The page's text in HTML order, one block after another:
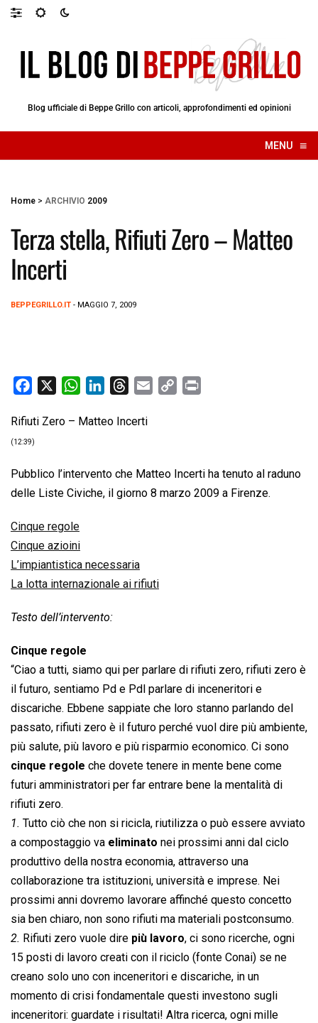
Blog ufficiale di Beppe Grillo con articoli, approfondimenti ed opinioni
MENU ≡
☰
Home > ARCHIVIO 2009
Terza stella, Rifiuti Zero – Matteo
Incerti
BEPPEGRILLO.IT - MAGGIO 7, 2009
c
e
o
o
W
a
A
p
n
d
I
r
d
s
i
n
Rifiuti Zero – Matteo Incerti
(12:39)
Pubblico l’intervento che Matteo Incerti ha tenuto al raduno
delle Liste Civiche, il giorno 8 marzo 2009 a Firenze.
Cinque regole
Cinque azioini
L’impiantistica necessaria
La lotta internazionale ai rifiuti
Testo dell’intervento:
Cinque regole
“Ciao a tutti, siamo qui per parlare di rifiuti zero, rifiuti zero è
il futuro, sentiamo Pd e Pdl parlare di inceneritori e
discariche. Ebbene sappiate che loro stanno parlando del
passato, rifiuti zero è il futuro perché vuol dire più ambiente,
più salute, più lavoro e più risparmio economico. Ci sono
cinque regole che dovete tenere in mente bene come
futuri amministratori per far entrare bene la mentalità di
rifiuti zero.
1. Tutto ciò che non si ricicla, riutilizza o può essere avviato
a compostaggio va eliminato nei prossimi anni dal ciclo
produttivo della nostra economia, attraverso una
collaborazione tra istituzioni, università e imprese. Nei
prossimi anni dovremo lavorare affinché questo concetto
sia ben chiaro, non sono rifiuti ma materiali postconsumo.
2. Rifiuti zero vuole dire più lavoro, ci sono ricerche, ogni
15 posti di lavoro creati con il riciclo (fonte Conai) se ne
creano solo uno con inceneritori e discariche, in un
momento di crisi fondamentale questi investono sugli
inceneritori: guardate i risultati! Altra ricerca, ogni mille